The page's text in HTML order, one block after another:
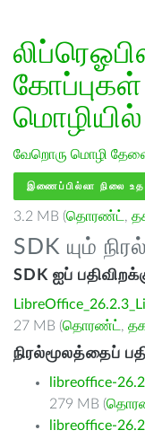
கோப்புகள்
மொழியில்
வேறொரு மொழி
இணைப்பில்லா நிலை
3.2 MB (தொரண்ட் ,
SDK யும்
SDK ஐப்
27 MB (தொரண்ட் ,
நிரல்மூலத்தைப்
libreoffice-
279 MB (
libreoffice-